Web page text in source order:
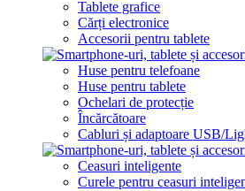
Tablete grafice
Cărți electronice
Accesorii pentru tablete
Huse pentru telefoane
Huse pentru tablete
Ochelari de protecție
Încărcătoare
Cabluri și adaptoare USB/
Ceasuri inteligente
Curele pentru ceasuri